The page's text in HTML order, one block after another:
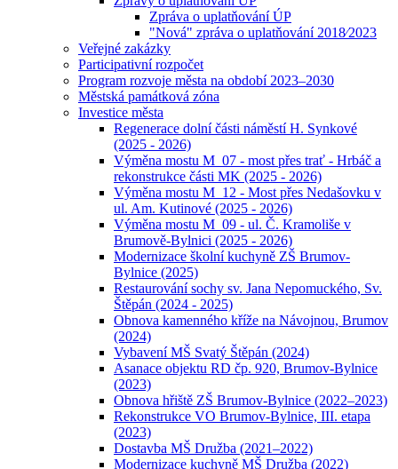
Zpráva o uplatňování ÚP
"Nová" zpráva o uplatňování 2018⁄2023
Veřejné zakázky
Participativní rozpočet
Program rozvoje města na období 2023–2030
Městská památková zóna
Investice města
Regenerace dolní části náměstí H. Synkové
(2025 - 2026)
Výměna mostu M_07 - most přes trať - Hrbáč a
rekonstrukce části MK (2025 - 2026)
Výměna mostu M_12 - Most přes Nedašovku v
ul. Am. Kutinové (2025 - 2026)
Výměna mostu M_09 - ul. Č. Kramoliše v
Brumově-Bylnici (2025 - 2026)
Modernizace školní kuchyně ZŠ Brumov-
Bylnice (2025)
Restaurování sochy sv. Jana Nepomuckého, Sv.
Štěpán (2024 - 2025)
Obnova kamenného kříže na Návojnou, Brumov
(2024)
Vybavení MŠ Svatý Štěpán (2024)
Asanace objektu RD čp. 920, Brumov-Bylnice
(2023)
Obnova hřiště ZŠ Brumov-Bylnice (2022–2023)
Rekonstrukce VO Brumov-Bylnice, III. etapa
(2023)
Dostavba MŠ Družba (2021–2022)
Modernizace kuchyně MŠ Družba (2022)